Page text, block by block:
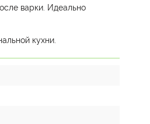
варки. Идеально
кухни.